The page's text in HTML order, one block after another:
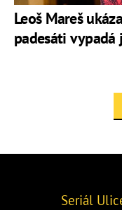
Leoš Mareš
padesáti vypadá
Seriál